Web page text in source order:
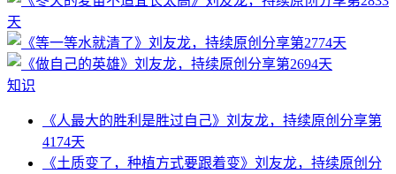
知识
《人最大的胜利是胜过自己》刘友龙，持续原创分享第
4174天
《土质变了，种植方式要跟着变》刘友龙，持续原创分